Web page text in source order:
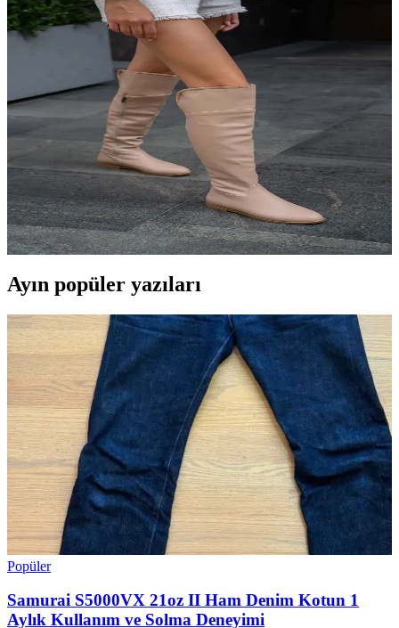
Uzun Çizme Sezonu: Stil Trendleri, Modeller ve
Alışveriş Rehberi 2024
Kış aylarında uzun çizmeler, farklı modeller ve kombinasyonlarla
hem şıklık hem rahatlık sunuyor. Diz üstü, bol kesim ve çeşitli
malzemelerle stilinizi tamamlayabilirsiniz.
Kadın Uzun Çizme Modası: Şıklık ve İşlevselliğin
Bir Arada Olduğu Kış Trendleri
Kadın uzun çizme modası, şıklık ve fonksiyonelliğiyle kış aylarında
vazgeçilmez. Doğru seçim ve kombinlerle tarzınızı tamamlayın,
sıcak kalın ve şıklığınızdan ödün vermeyin.
Ayın popüler yazıları
Popüler
Samurai S5000VX 21oz II Ham Denim Kotun 1
Aylık Kullanım ve Solma Deneyimi